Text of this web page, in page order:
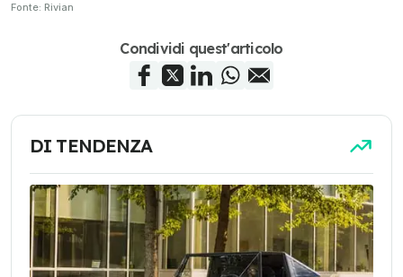
Fonte: Rivian
Condividi quest'articolo
DI TENDENZA